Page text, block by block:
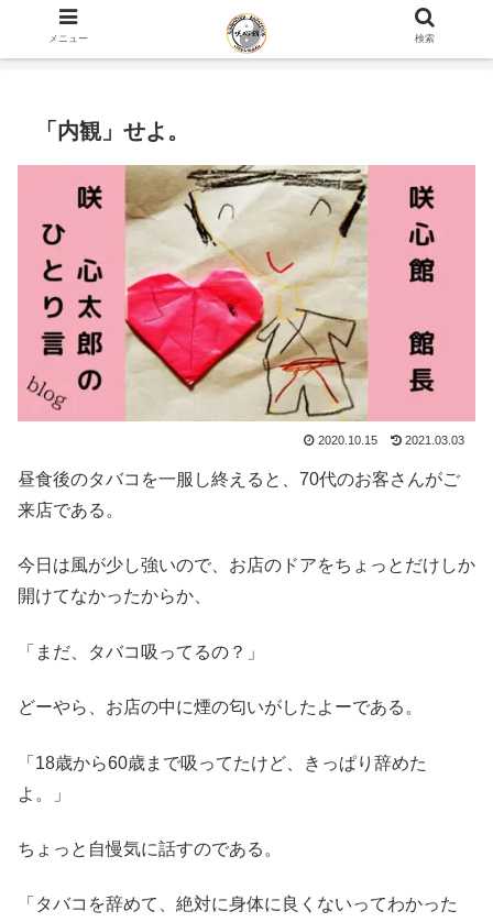
ホーム 咲心館 館長 咲 心太郎のひとり言 blog
「内観」せよ。
2020.10.15 2021.03.03
昼食後のタバコを一服し終えると、70代のお客さんがご
来店である。
今日は風が少し強いので、お店のドアをちょっとだけしか
開けてなかったからか、
「まだ、タバコ吸ってるの？」
どーやら、お店の中に煙の匂いがしたよーである。
「18歳から60歳まで吸ってたけど、きっぱり辞めた
よ。」
ちょっと自慢気に話すのである。
「タバコを辞めて、絶対に身体に良くないってわかった
メニュー 検索